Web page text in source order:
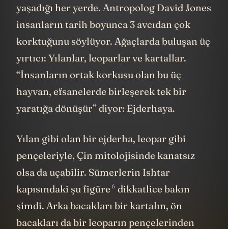
yaşadığı her yerde. Antropolog David Jones
insanların tarih boyunca 3 avcıdan çok
korktuğunu söylüyor. Ağaçlarda buluşan üç
yırtıcı: Yılanlar, leoparlar ve kartallar.
“İnsanların ortak korkusu olan bu üç
hayvan, efsanelerde birleşerek tek bir
yaratığa dönüşür” diyor: Ejderhaya.
Yılan gibi olan bir ejderha, leopar gibi
pençeleriyle, Çin mitolojisinde kanatsız
olsa da uçabilir. Sümerlerin Ishtar
kapısındaki şu figüre6 dikkatlice bakın
şimdi. Arka bacakları bir kartalın, ön
bacakları da bir leoparın pençelerinden